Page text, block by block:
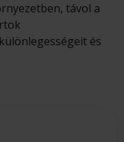
távol a
és